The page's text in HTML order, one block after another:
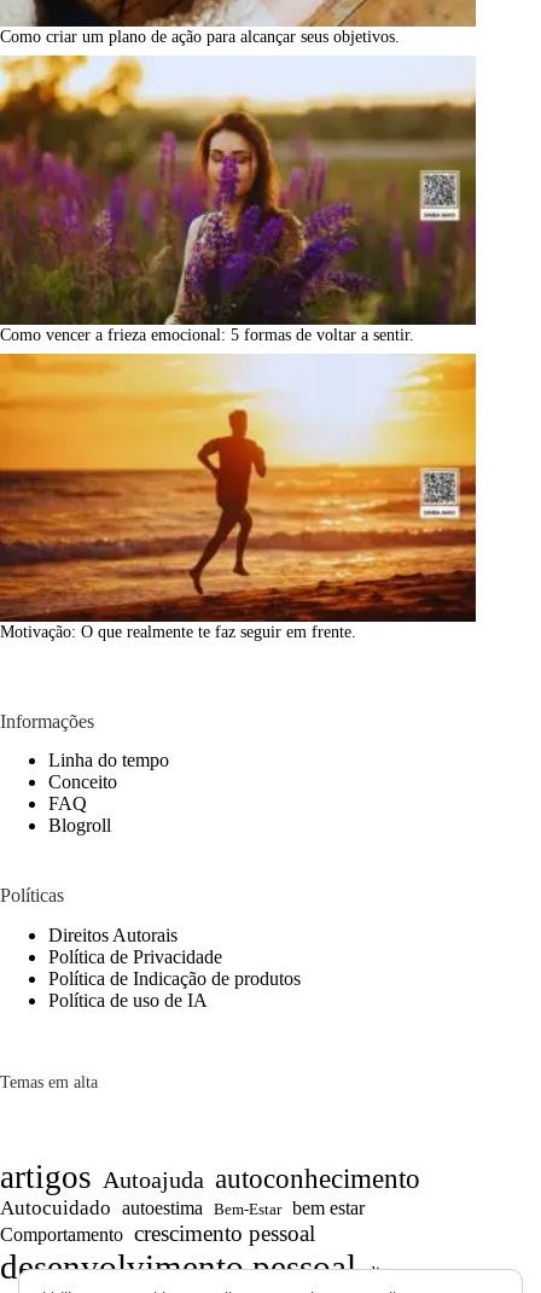
Como criar um plano de ação para alcançar seus objetivos.
Como vencer a frieza emocional: 5 formas de voltar a sentir.
Motivação: O que realmente te faz seguir em frente.
Informações
Linha do tempo
Conceito
FAQ
Blogroll
Políticas
Direitos Autorais
Política de Privacidade
Política de Indicação de produtos
Política de uso de IA
Temas em alta
artigos Autoajuda autoconhecimento
Autocuidado autoestima Bem-Estar bem estar
Comportamento crescimento pessoal
desenvolvimento pessoal dicas